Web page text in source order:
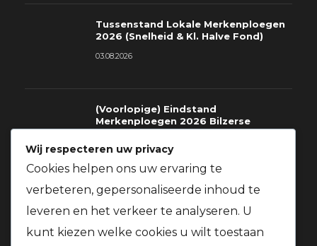
Tussenstand Lokale Merkenploegen
2026 (Snelheid & Kl. Halve Fond)
03.08.2026
(Voorlopige) Eindstand
Merkenploegen 2026 Bilzerse
Fondclub
03.08.2026
Richtlijnen voor deelname gratis
prijzen St.Soupplets 08.08.2026
t.v.v. Kom Op Tegen Kanker + Gratis
BBQ voor alle leden van onze
Wij respecteren uw privacy
Cookies helpen ons uw ervaring te
verbeteren, gepersonaliseerde inhoud te
leveren en het verkeer te analyseren. U
kunt kiezen welke cookies u wilt toestaan